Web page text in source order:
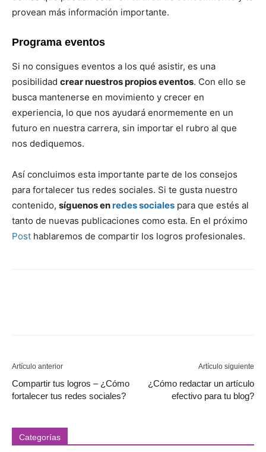
provean más información importante.
Programa eventos
Si no consigues eventos a los qué asistir, es una
posibilidad crear nuestros propios eventos. Con ello se
busca mantenerse en movimiento y crecer en
experiencia, lo que nos ayudará enormemente en un
futuro en nuestra carrera, sin importar el rubro al que
nos dediquemos.
Así concluimos esta importante parte de los consejos
para fortalecer tus redes sociales. Si te gusta nuestro
contenido, síguenos enredes sociales para que estés al
tanto de nuevas publicaciones como esta. En el próximo
Post hablaremos de compartir los logros profesionales.
Artículo anterior
Compartir tus logros – ¿Cómo
fortalecer tus redes sociales?
Artículo siguiente
¿Cómo redactar un artículo
efectivo para tu blog?
Categorías